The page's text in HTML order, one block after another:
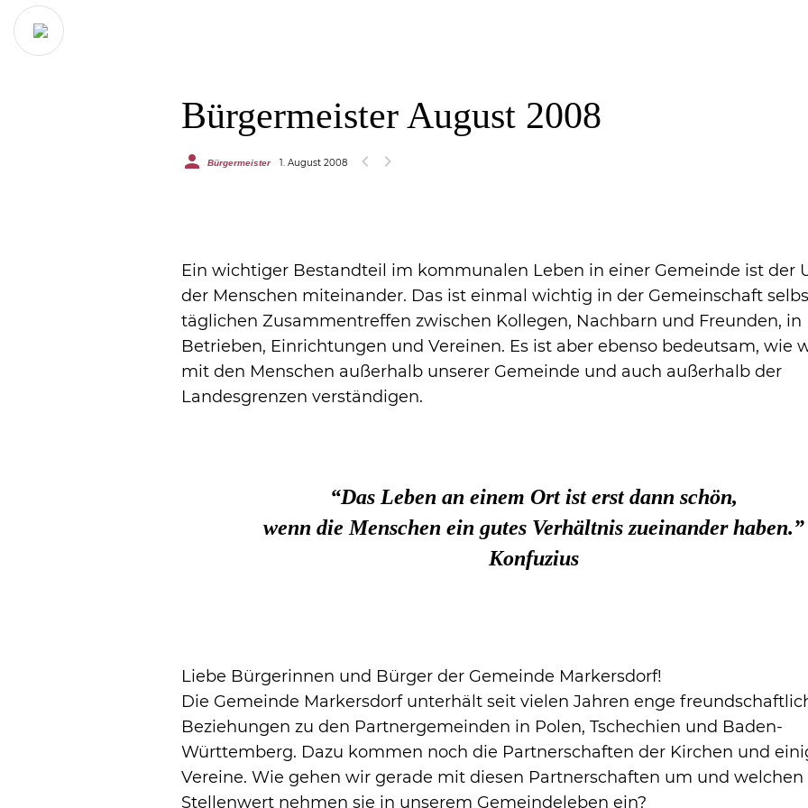
Bürgermeister August 2008
Bürgermeister 1. August 2008 chevron_right
chevron_left
Ein wichtiger Bestandteil im kommunalen Leben in einer Gemeinde ist der
der Menschen miteinander. Das ist einmal wichtig in der Gemeinschaft
täglichen Zusammentreffen zwischen Kollegen, Nachbarn und Freunden, in
Betrieben, Einrichtungen und Vereinen. Es ist aber ebenso bedeutsam, wie
mit den Menschen außerhalb unserer Gemeinde und auch außerhalb der
Landesgrenzen verständigen.
“Das Leben an einem Ort ist erst dann schön,
wenn die Menschen ein gutes Verhältnis zueinander haben.”
Konfuzius
Liebe Bürgerinnen und Bürger der Gemeinde Markersdorf!
Die Gemeinde Markersdorf unterhält seit vielen Jahren enge
Beziehungen zu den Partnergemeinden in Polen, Tschechien und Baden-
Württemberg. Dazu kommen noch die Partnerschaften der Kirchen und
Vereine. Wie gehen wir gerade mit diesen Partnerschaften um und welchen
Stellenwert nehmen sie in unserem Gemeindeleben ein?